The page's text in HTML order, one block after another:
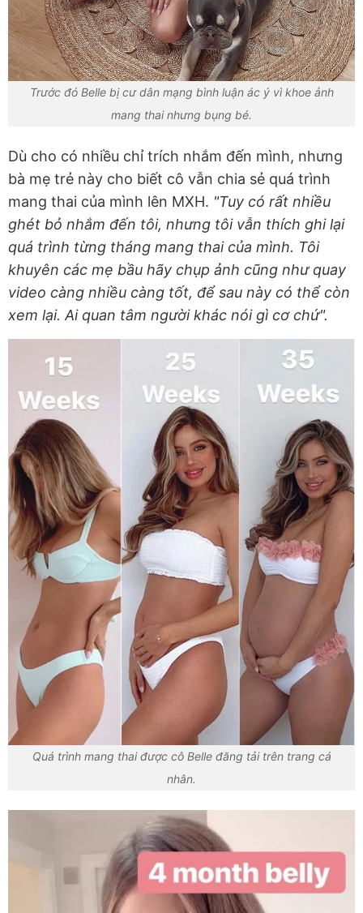
Trước đó Belle bị cư dân mạng bình luận ác ý vì khoe ảnh
mang thai nhưng bụng bé.
Dù cho có nhiều chỉ trích nhắm đến mình, nhưng
bà mẹ trẻ này cho biết cô vẫn chia sẻ quá trình
mang thai của mình lên MXH. "Tuy có rất nhiều
ghét bỏ nhắm đến tôi, nhưng tôi vẫn thích ghi lại
quá trình từng tháng mang thai của mình. Tôi
khuyên các mẹ bầu hãy chụp ảnh cũng như quay
video càng nhiều càng tốt, để sau này có thể còn
xem lại. Ai quan tâm người khác nói gì cơ chứ".
Quá trình mang thai được cô Belle đăng tải trên trang cá
nhân.